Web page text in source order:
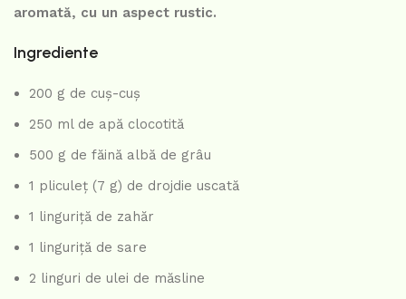
aromată, cu un aspect rustic.
Ingrediente
200 g de cuș-cuş
250 ml de apă clocotită
500 g de făină albă de grâu
1 pliculeț (7 g) de drojdie uscată
1 linguriță de zahăr
1 linguriță de sare
2 linguri de ulei de măsline